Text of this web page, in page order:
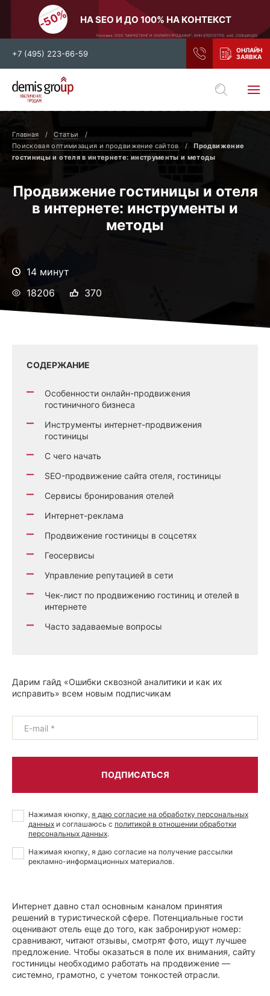
НА SEO И ДО 100% НА КОНТЕКСТ
Реклама. ООО "МАРКЕТИНГ И ОНЛАЙН ПРОДАЖИ". ИНН 9705151710. erid: 2SDnjdiVyD2
+7 (495) 223-66-59
Выберите свой город
Нижний Новгород
Тамбов
Воронеж
Тула
Самара
Ростов-на-Дону
и все регионы РФ
Главная
Статьи
Поисковая оптимизация и продвижение сайтов
Продвижение
гостиницы и отеля в интернете: инструменты и методы
Продвижение гостиницы и отеля
в интернете: инструменты и
методы
14 минут
18206
370
СОДЕРЖАНИЕ
Особенности онлайн-продвижения
гостиничного бизнеса
Инструменты интернет-продвижения
гостиницы
С чего начать
SEO-продвижение сайта отеля, гостиницы
Сервисы бронирования отелей
Интернет-реклама
Продвижение гостиницы в соцсетях
Геосервисы
Управление репутацией в сети
Чек-лист по продвижению гостиниц и отелей в
интернете
Часто задаваемые вопросы
Дарим гайд «Ошибки сквозной аналитики и как их
исправить» всем новым подписчикам
E-mail *
ПОДПИСАТЬСЯ
Нажимая кнопку, я даю согласие на обработку персональных
данных и соглашаюсь с политикой в отношении обработки
персональных данных.
Нажимая кнопку, я даю согласие на получение рассылки
рекламно-информационных материалов.
Интернет давно стал основным каналом принятия
решений в туристической сфере. Потенциальные гости
оценивают отель еще до того, как забронируют номер:
сравнивают, читают отзывы, смотрят фото, ищут лучшее
предложение. Чтобы оказаться в поле их внимания, сайту
гостиницы необходимо работать на продвижение —
системно, грамотно, с учетом тонкостей отрасли.